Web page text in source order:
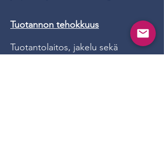
Tuotannon tehokkuus
Tuotantolaitos, jakelu sekä